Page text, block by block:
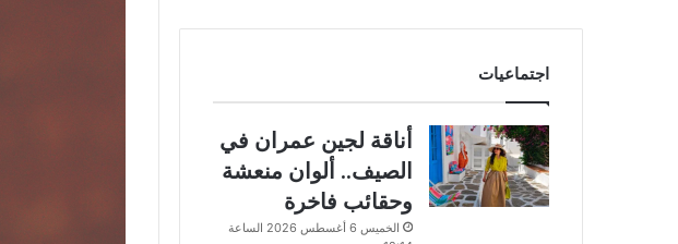
اجتماعيات
أناقة لجين عمران في
الصيف.. ألوان منعشة
وحقائب فاخرة
الخميس 6 أغسطس 2026 الساعة